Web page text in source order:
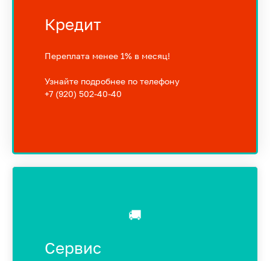
Кредит
Переплата менее 1% в месяц!
Узнайте подробнее по телефону
+7 (920) 502-40-40
🚚
Сервис